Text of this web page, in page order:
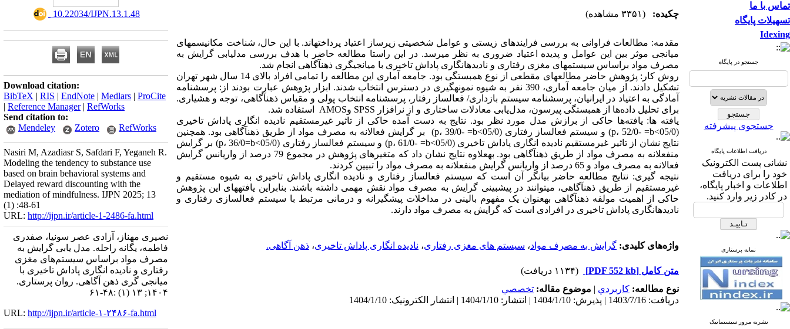
تماس با ما
تسهیلات پایگاه
Idexing
جستجو در پایگاه
جستجوی پیشرفته
دریافت اطلاعات پایگاه
نشانی پست الکترونیک
خود را برای دریافت
اطلاعات و اخبار پایگاه،
در کادر زیر وارد کنید.
نمایه پرستاری
نشریه مرور سیستماتیک
چکیده: (۳۳۵۱ مشاهده)
مقدمه: مطالعات فراوانی به بررسی فرایندهای زیستی و عوامل شخصیتی زیرساز اعتیاد پرداخته­اند. با این حال، شناخت مکانیسم­های
میانجی موثر بین این عوامل و پدیده اعتیاد ضروری به نظر می­رسد. در این راستا مطالعه حاضر با هدف بررسی مدل­یابی گرایش به
مصرف مواد براساس سیستم­های مغزی رفتاری و نادیده­انگاری پاداش تاخیری با میانجی­گری ذهن­آگاهی انجام شد.
روش­ کار: پژوهش حاضر مطالعه­ای مقطعی از نوع همبستگی بود. جامعه آماری این مطالعه را تمامی افراد بالای 14 سال شهر تهران
تشکیل دادند. از میان جامعه آماری، 390 نفر به شیوه نمونه­گیری در دسترس انتخاب شدند. ابزار پژوهش عبارت بودند از: پرسشنامه
آمادگی به اعتیاد در ایرانیان، پرسشنامه سیستم بازداری/ فعال­ساز رفتار، پرسشنامه انتخاب پولی و مقیاس ذهن­آگاهی، توجه و هشیاری.
برای تحلیل داده‌ها از همبستگی پیرسون، مدل‌یابی معادلات ساختاری و از نرافزار SPSS وAMOS استفاده شد.
یافته ­ها: یافته­‌ها حاکی از برازش مدل مورد نظر بود. نتایج به دست آمده حاکی از تاثیر غیرمستقیم نادیده انگاری پاداش تاخیری
(05/0>p، 52/0- =b) و سیستم فعال­ساز رفتاری (05/0>p، 39/0- =b) بر گرایش فعالانه به مصرف مواد از طریق ذهن‏آگاهی بود. همچنین
نتایج نشان از تاثیر غیرمستقیم نادیده انگاری پاداش تاخیری (05/0>p، 61/0- =b) و سیستم فعال­ساز رفتاری (05/0>p، 36/0=b) بر گرایش
منفعلانه به مصرف مواد از طریق ذهن­آگاهی بود. به­علاوه نتایج نشان داد که متغیرهای پژوهش در مجموع 79 درصد از واریانس گرایش
فعالانه به مصرف مواد و 65 درصد از واریانس گرایش منفعلانه به مصرف مواد را تبیین کردند.
نتیجه­ گیری: نتایج مطالعه حاضر بیانگر آن است که سیستم فعال­ساز رفتاری و نادیده انگاری پاداش تاخیری به شیوه مستقیم و
غیرمستقیم از طریق ذهن­آگاهی، می­توانند در پیش­بینی گرایش به مصرف مواد نقش مهمی داشته باشند. بنابراین یافته­های این پژوهش
حاکی از اهمیت مولفه ذهن­آگاهی به­عنوان یک مفهوم بالینی در مداخلات پیشگیرانه و درمانی مرتبط با سیستم­ فعال­سازی رفتاری و
نادیده­انگاری پاداش تاخیری در افرادی است که گرایش به مصرف مواد دارند.
واژه‌های کلیدی: گرایش به مصرف مواد، سیستم های مغزی رفتاری، نادیده انگاری پاداش تاخیری، ذهن آگاهی.
متن کامل [PDF 552 kb]
(۱۱۳۴ دریافت)
نوع مطالعه: كاربردي | موضوع مقاله: تخصصي
دریافت: 1403/7/16 | پذیرش: 1404/1/10 | انتشار: 1404/1/10 | انتشار الکترونیک: 1404/1/10
‎ 10.22034/IJPN.13.1.48
Download citation:
BibTeX | RIS | EndNote | Medlars | ProCite
| Reference Manager| RefWorks
Send citation to:
Mendeley
Zotero RefWorks
Nasiri M, Azadiasr S, Safdari F, Yeganeh R.
Modeling the tendency to substance use
based on brain behavioral systems and
Delayed reward discounting with the
mediation of mindfulness. IJPN 2025; 13
(1) :48-61
URL: http://ijpn.ir/article-1-2486-fa.html
نصیری مهناز، آزادی عصر سونیا، صفدری
فاطمه، یگانه راحله. مدل یابی گرایش به
مصرف مواد براساس سیستم‌های مغزی
رفتاری و نادیده انگاری پاداش تاخیری با
میانجی گری ذهن آگاهی. روان پرستاری.
۱۴۰۴; ۱۳ (۱) :۴۸-۶۱
URL: http://ijpn.ir/article-۱-۲۴۸۶-fa.html